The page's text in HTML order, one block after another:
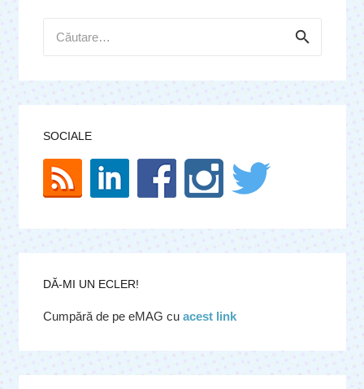
după:
SOCIALE
DĂ-MI UN ECLER!
Cumpără de pe eMAG cu acest link